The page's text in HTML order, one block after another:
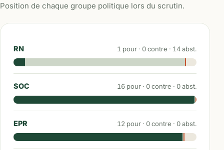
Position de chaque groupe politique lors du scrutin.
RN 1 pour · 0contre · 14abst.
SOC 16 pour · 0contre · 0abst.
EPR 12 pour · 0contre · 0abst.